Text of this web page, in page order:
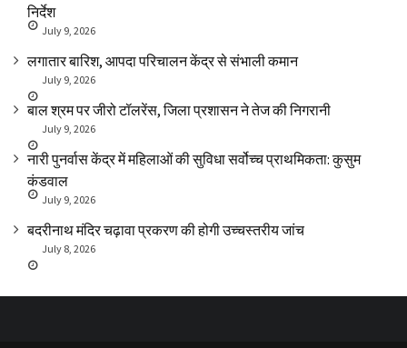
निर्देश
July 9, 2026
लगातार बारिश, आपदा परिचालन केंद्र से संभाली कमान
July 9, 2026
बाल श्रम पर जीरो टॉलरेंस, जिला प्रशासन ने तेज की निगरानी
July 9, 2026
नारी पुनर्वास केंद्र में महिलाओं की सुविधा सर्वोच्च प्राथमिकता: कुसुम
कंडवाल
July 9, 2026
बदरीनाथ मंदिर चढ़ावा प्रकरण की होगी उच्चस्तरीय जांच
July 8, 2026